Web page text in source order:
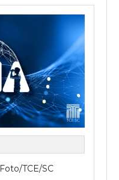
Foto/TCE/SC